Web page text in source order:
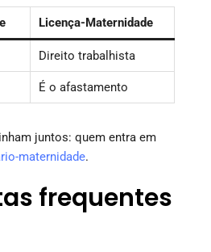
Licença-Maternidade
Direito trabalhista
É o afastamento
juntos: quem entra em
maternidade.
frequentes